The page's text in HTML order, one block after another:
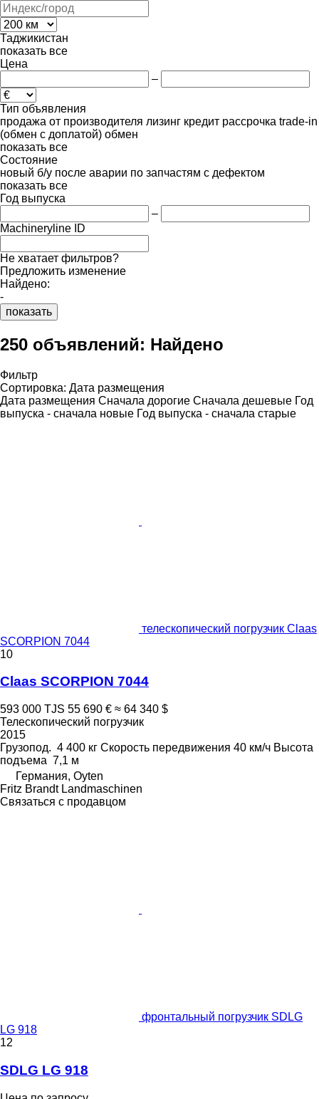
Таджикистан
показать все
Цена
–
Тип объявления
продажа от производителя лизинг кредит рассрочка trade-in
(обмен с доплатой) обмен
показать все
Состояние
новый б/у после аварии по запчастям с дефектом
показать все
Год выпуска
–
Machineryline ID
Не хватает фильтров?
Предложить изменение
Найдено:
-
показать
250 объявлений: Найдено
Фильтр
Сортировка: Дата размещения
Дата размещения Сначала дорогие Сначала дешевые Год
выпуска - сначала новые Год выпуска - сначала старые
телескопический погрузчик Claas
SCORPION 7044
10
Claas SCORPION 7044
593 000 TJS 55 690 € ≈ 64 340 $
Телескопический погрузчик
2015
Грузопод. 4 400 кг Скорость передвижения 40 км/ч Высота
подъема 7,1 м
Германия, Oyten
Fritz Brandt Landmaschinen
Связаться с продавцом
фронтальный погрузчик SDLG
LG 918
12
SDLG LG 918